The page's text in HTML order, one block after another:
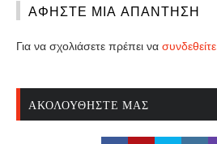
ΑΦΉΣΤΕ ΜΙΑ ΑΠΆΝΤΗΣΗ
Για να σχολιάσετε πρέπει να συνδεθείτε
ΑΚΟΛΟΥΘΉΣΤΕ ΜΑΣ